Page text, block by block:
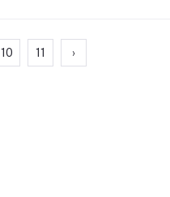
10 11 ›